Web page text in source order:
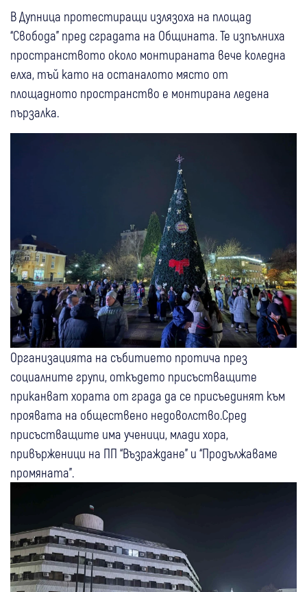
В Дупница протестиращи излязоха на площад
“Свобода” пред сградата на Общината. Те изпълниха
пространството около монтираната вече коледна
елха, тъй като на останалото място от
площадното пространство е монтирана ледена
пързалка.
Организацията на събитието протича през
социалните групи, откъдето присъстващите
приканват хората от града да се присъединят към
проявата на обществено недоволство.Сред
присъстващите има ученици, млади хора,
привърженици на ПП “Възраждане” и “Продължаваме
промяната”.